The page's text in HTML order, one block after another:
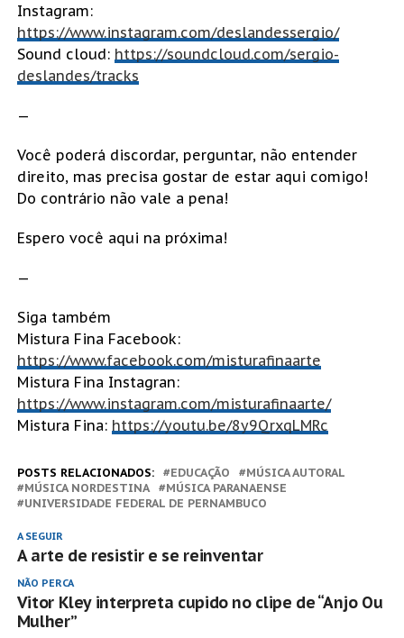
Instagram:
https://www.instagram.com/deslandessergio/
Sound cloud: https://soundcloud.com/sergio-
deslandes/tracks
—
Você poderá discordar, perguntar, não entender
direito, mas precisa gostar de estar aqui comigo!
Do contrário não vale a pena!
Espero você aqui na próxima!
—
Siga também
Mistura Fina Facebook:
https://www.facebook.com/misturafinaarte
Mistura Fina Instagran:
https://www.instagram.com/misturafinaarte/
Mistura Fina: https://youtu.be/8y9QrxqLMRc
POSTS RELACIONADOS: EDUCAÇÃO
MÚSICA AUTORAL
MÚSICA NORDESTINA
MÚSICA PARANAENSE
UNIVERSIDADE FEDERAL DE PERNAMBUCO
A SEGUIR
A arte de resistir e se reinventar
NÃO PERCA
Vitor Kley interpreta cupido no clipe de “Anjo Ou
Mulher”